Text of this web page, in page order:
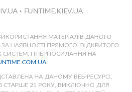
• FUNTIME.KIEV.UA
МАТЕРІАЛІВ ДАНОГО
НАЯВНОСТІ ПРЯМОГО, ВІДКРИТОГО
ГІПЕРПОСИЛАННЯ НА
НА ДАНОМУ ВЕБ-РЕСУРСІ,
СТАРШЕ 21 РОКУ, ВИКЛЮЧНО ДЛЯ